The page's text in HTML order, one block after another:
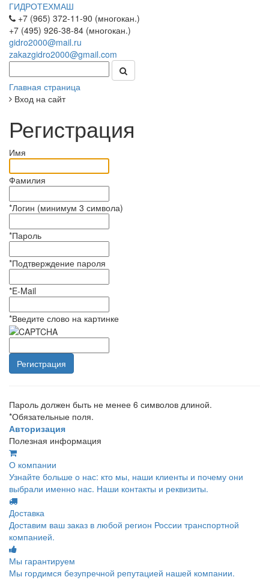
ГИДРОТЕХМАШ
+7 (965) 372-11-90 (многокан.)
+7 (495) 926-38-84 (многокан.)
gidro2000@mail.ru
zakazgidro2000@gmail.com
Главная страница
Вход на сайт
Регистрация
Имя
Фамилия
*Логин (минимум 3 символа)
*Пароль
*Подтверждение пароля
*E-Mail
*Введите слово на картинке
Пароль должен быть не менее 6 символов длиной.
*Обязательные поля.
Авторизация
Полезная информация
О компании
Узнайте больше о нас: кто мы, наши клиенты и почему они
выбрали именно нас. Наши контакты и реквизиты.
Доставка
Доставим ваш заказ в любой регион России транспортной
компанией.
Мы гарантируем
Мы гордимся безупречной репутацией нашей компании.